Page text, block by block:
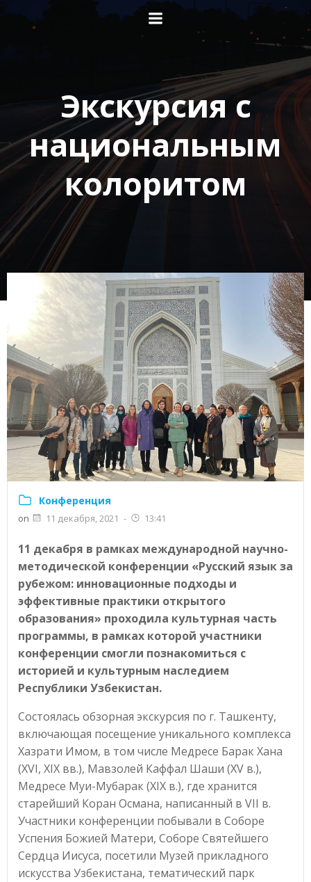
Перейти
к
содержимому
Экскурсия с
национальным
колоритом
Конференция
on 11 декабря, 2021 - 13:41
11 декабря в рамках международной научно-
методической конференции «Русский язык за
рубежом: инновационные подходы и
эффективные практики открытого
образования» проходила культурная часть
программы, в рамках которой участники
конференции смогли познакомиться с
историей и культурным наследием
Республики Узбекистан.
Состоялась обзорная экскурсия по г. Ташкенту,
включающая посещение уникального комплекса
Хазрати Имом, в том числе Медресе Барак Хана
(XVI, XIX вв.), Мавзолей Каффал Шаши (XV в.),
Медресе Муи-Мубарак (XIX в.), где хранится
старейший Коран Османа, написанный в VII в.
Участники конференции побывали в Соборе
Успения Божией Матери, Соборе Святейшего
Сердца Иисуса, посетили Музей прикладного
искусства Узбекистана, тематический парк